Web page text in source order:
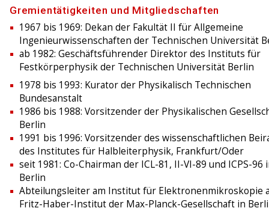
Gremientätigkeiten und Mitgliedschaften
1967 bis 1969: Dekan der Fakultät II für Allgemeine
Ingenieurwissenschaften der Technischen Universität
ab 1982: Geschäftsführender Direktor des Instituts für
Festkörperphysik der Technischen Universität Berlin
1978 bis 1993: Kurator der Physikalisch Technischen
Bundesanstalt
1986 bis 1988: Vorsitzender der Physikalischen
Berlin
1991 bis 1996: Vorsitzender des wissenschaftlichen
des Institutes für Halbleiterphysik, Frankfurt/Oder
seit 1981: Co-Chairman der ICL-81, II-VI-89 und ICPS-96
Berlin
Abteilungsleiter am Institut für Elektronenmikroskopie
Fritz-Haber-Institut der Max-Planck-Gesellschaft in